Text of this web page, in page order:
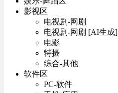
影视区
电视剧-网剧
电视剧-网剧 [AI生成]
电影
特摄
综合-其他
软件区
PC-软件